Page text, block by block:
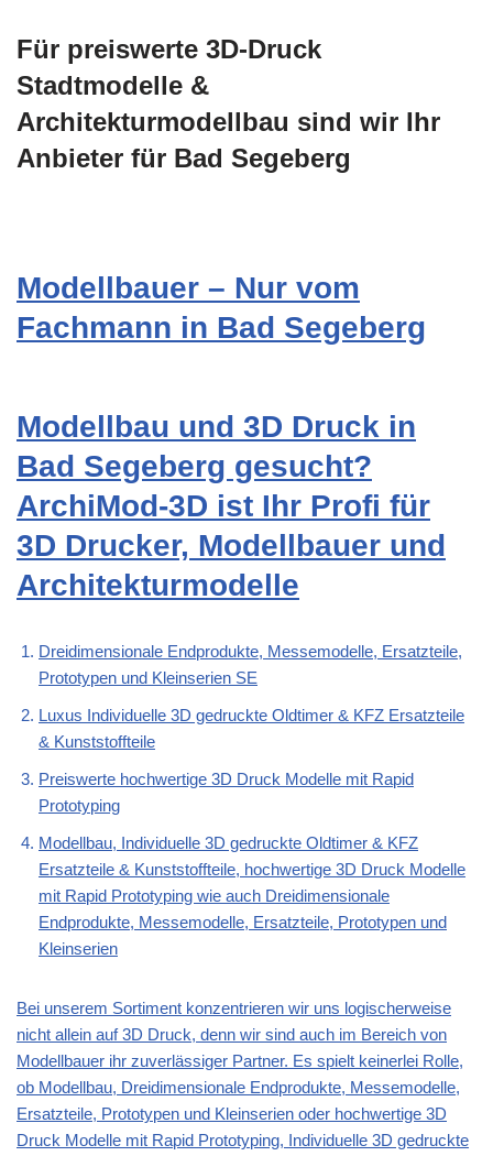
Für preiswerte 3D-Druck
Stadtmodelle &
Architekturmodellbau sind wir Ihr
Anbieter für Bad Segeberg
Modellbauer – Nur vom
Fachmann in Bad Segeberg
Modellbau und 3D Druck in
Bad Segeberg gesucht?
ArchiMod-3D ist Ihr Profi für
3D Drucker, Modellbauer und
Architekturmodelle
Dreidimensionale Endprodukte, Messemodelle, Ersatzteile,
Prototypen und Kleinserien SE
Luxus Individuelle 3D gedruckte Oldtimer & KFZ Ersatzteile
& Kunststoffteile
Preiswerte hochwertige 3D Druck Modelle mit Rapid
Prototyping
Modellbau, Individuelle 3D gedruckte Oldtimer & KFZ
Ersatzteile & Kunststoffteile, hochwertige 3D Druck Modelle
mit Rapid Prototyping wie auch Dreidimensionale
Endprodukte, Messemodelle, Ersatzteile, Prototypen und
Kleinserien
Bei unserem Sortiment konzentrieren wir uns logischerweise
nicht allein auf 3D Druck, denn wir sind auch im Bereich von
Modellbauer ihr zuverlässiger Partner. Es spielt keinerlei Rolle,
ob Modellbau, Dreidimensionale Endprodukte, Messemodelle,
Ersatzteile, Prototypen und Kleinserien oder hochwertige 3D
Druck Modelle mit Rapid Prototyping, Individuelle 3D gedruckte